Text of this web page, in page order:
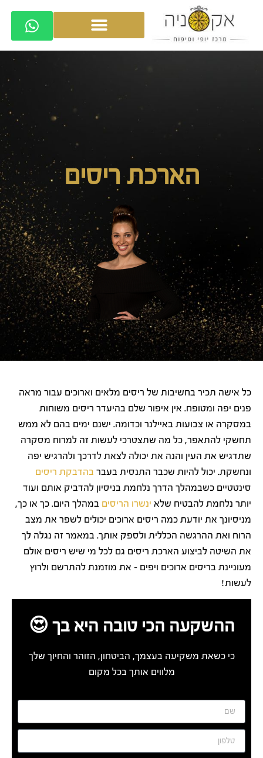
הארכת ריסים
כל אישה תכיר בחשיבות של ריסים מלאים וארוכים עבור מראה
פנים יפה ומטופח. אין איפור שלם בהיעדר ריסים משוחות
במסקרה או צבועות באיילנר וכדומה. ישנם ימים בהם לא ממש
תחשקי להתאפר, כל מה שתצטרכי לעשות זה למרוח מסקרה
שתדגיש את העין והנה את יכולה לצאת לדרכך ולהרגיש יפה
ונחשקת. יכול להיות שכבר התנסית בעבר בהדבקת ריסים
סינטטיים כשבמהלך הדרך נלחמת בניסיון להדביק אותם ועוד
יותר נלחמת להבטיח שלא ינשרו הריסים במהלך היום. כך או כך,
מניסיונך את יודעת כמה ריסים ארוכים יכולים לשפר את מצב
הרוח ואת ההרגשה הכללית ולספק אותך. במאמר זה נגלה לך
את השיטה לביצוע הארכת ריסים גם לכל מי שיש ריסים אולם
מעוניינת בריסים ארוכים ויפים – את מוזמנת להתרשם ולרוץ
לעשות!
ההשקעה הכי טובה היא בך 😍
כי כשאת משקיעה בעצמך, הביטחון, הזוהר והחיוך שלך
מלווים אותך בכל מקום